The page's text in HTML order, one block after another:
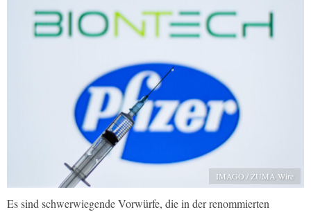
IMAGO / ZUMA Wire
Es sind schwerwiegende Vorwürfe, die in der renommierten